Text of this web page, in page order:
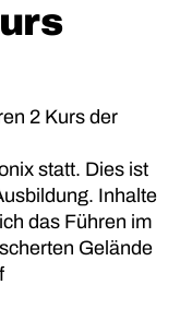
2 Kurs der
statt. Dies ist
Inhalte
das Führen im
Gelände